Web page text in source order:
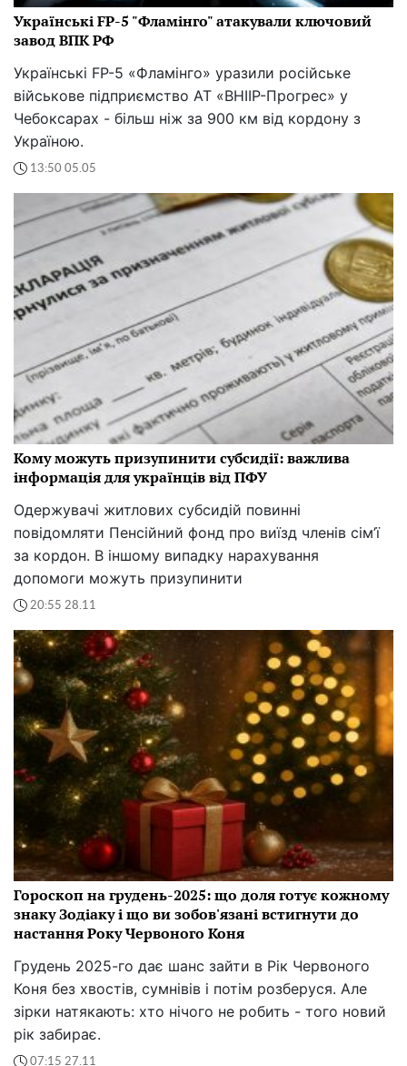
Українські FP-5 "Фламінго" атакували ключовий
завод ВПК РФ
Українські FP-5 «Фламінго» уразили російське
військове підприємство АТ «ВНІІР-Прогрес» у
Чебоксарах - більш ніж за 900 км від кордону з
Україною.
13:50 05.05
Кому можуть призупинити субсидії: важлива
інформація для українців від ПФУ
Одержувачі житлових субсидій повинні
повідомляти Пенсійний фонд про виїзд членів сім’ї
за кордон. В іншому випадку нарахування
допомоги можуть призупинити
20:55 28.11
Гороскоп на грудень-2025: що доля готує кожному
знаку Зодіаку і що ви зобов'язані встигнути до
настання Року Червоного Коня
Грудень 2025-го дає шанс зайти в Рік Червоного
Коня без хвостів, сумнівів і потім розберуся. Але
зірки натякають: хто нічого не робить - того новий
рік забирає.
07:15 27.11